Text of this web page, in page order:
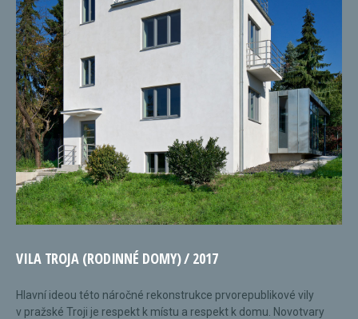
VILA TROJA (RODINNÉ DOMY) / 2017
Hlavní ideou této náročné rekonstrukce prvorepublikové vily
v pražské Troji je respekt k místu a respekt k domu. Novotvary